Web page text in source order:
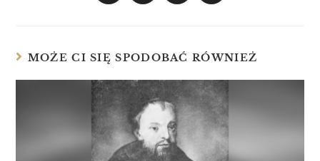
MOŻE CI SIĘ SPODOBAĆ RÓWNIEŻ